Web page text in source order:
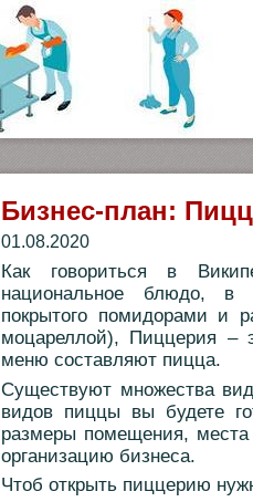
Бизнес-план:
01.08.2020
Как говориться в
национальное блюдо, в
покрытого помидорами и
моцареллой), Пиццерия –
меню составляют пицца.
Существуют множества
видов пиццы вы будете
размеры помещения, места
организацию бизнеса.
Чтоб открыть пиццерию